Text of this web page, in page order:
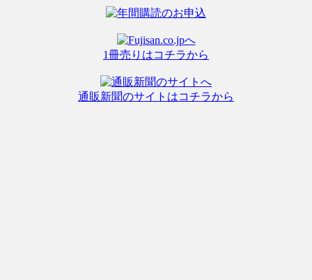
1冊売りはコチラから
通販新聞のサイトはコチラから